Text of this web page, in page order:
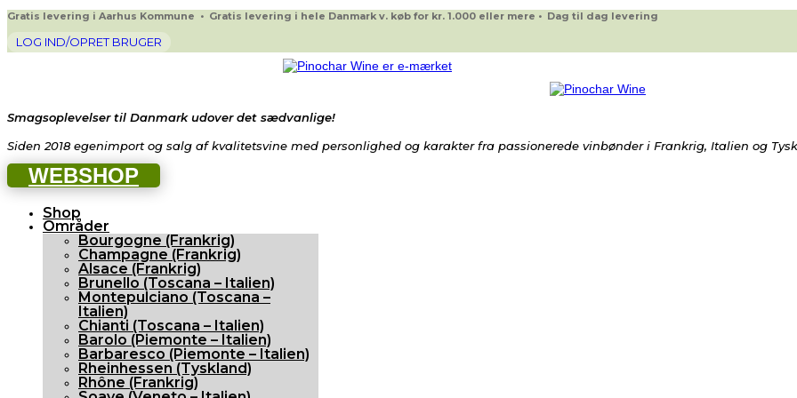
Gratis levering i Aarhus Kommune • Gratis levering i hele Danmark v. køb for kr. 1.000 eller mere • Dag til dag levering
LOG IND/OPRET BRUGER
Smagsoplevelser til Danmark udover det sædvanlige!
Siden 2018 egenimport og salg af kvalitetsvine med personlighed og karakter fra passionerede vinbønder i Frankrig, Italien og
WEBSHOP
Shop
Områder
Bourgogne (Frankrig)
Champagne (Frankrig)
Alsace (Frankrig)
Brunello (Toscana – Italien)
Montepulciano (Toscana –
Italien)
Chianti (Toscana – Italien)
Barolo (Piemonte – Italien)
Barbaresco (Piemonte – Italien)
Rheinhessen (Tyskland)
Rhône (Frankrig)